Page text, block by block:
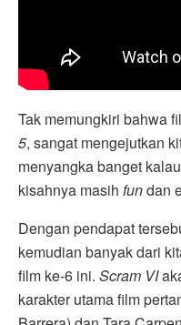
Tak memungkiri bahwa
5, sangat mengejutkan
menyangka banget
kisahnya masih fundan
Dengan pendapat
kemudian banyak dari
film ke-6 ini. Scram VI
karakter utama film